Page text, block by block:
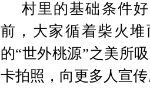
村里的基础条件
前，大家循着柴火
的“世外桃源”之美所
卡拍照，向更多人宣